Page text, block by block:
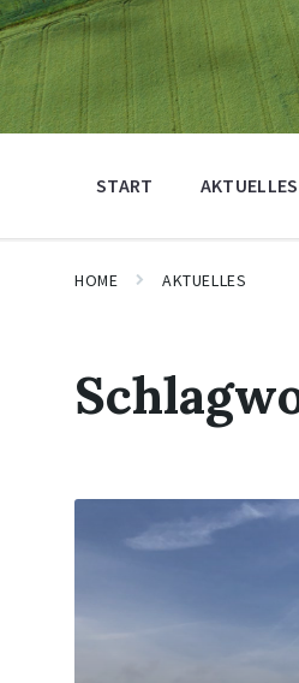
START AKTUELLES
HOME AKTUELLES
Mehr
erfahren